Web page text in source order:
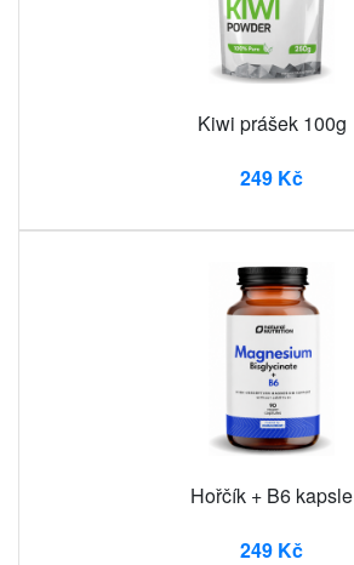
Kiwi prášek 100g
249 Kč
Hořčík + B6 kapsle
249 Kč